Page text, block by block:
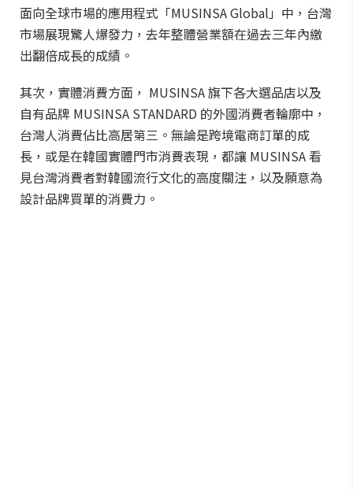
面向全球市場的應用程式「MUSINSA Global」中，台灣
市場展現驚人爆發力，去年整體營業額在過去三年內繳
出翻倍成長的成績。
其次，實體消費方面， MUSINSA 旗下各大選品店以及
自有品牌 MUSINSA STANDARD 的外國消費者輪廓中，
台灣人消費佔比高居第三。無論是跨境電商訂單的成
長，或是在韓國實體門市消費表現，都讓 MUSINSA 看
見台灣消費者對韓國流行文化的高度關注，以及願意為
設計品牌買單的消費力。